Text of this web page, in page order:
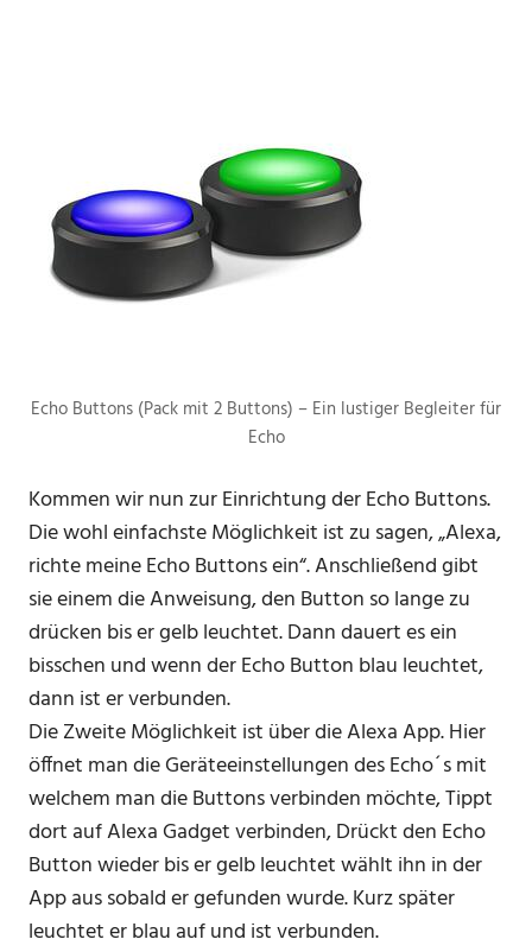
Echo Buttons (Pack mit 2 Buttons) – Ein lustiger Begleiter für
Echo
Kommen wir nun zur Einrichtung der Echo Buttons.
Die wohl einfachste Möglichkeit ist zu sagen, „Alexa,
richte meine Echo Buttons ein“. Anschließend gibt
sie einem die Anweisung, den Button so lange zu
drücken bis er gelb leuchtet. Dann dauert es ein
bisschen und wenn der Echo Button blau leuchtet,
dann ist er verbunden.
Die Zweite Möglichkeit ist über die Alexa App. Hier
öffnet man die Geräteeinstellungen des Echo´s mit
welchem man die Buttons verbinden möchte, Tippt
dort auf Alexa Gadget verbinden, Drückt den Echo
Button wieder bis er gelb leuchtet wählt ihn in der
App aus sobald er gefunden wurde. Kurz später
leuchtet er blau auf und ist verbunden.